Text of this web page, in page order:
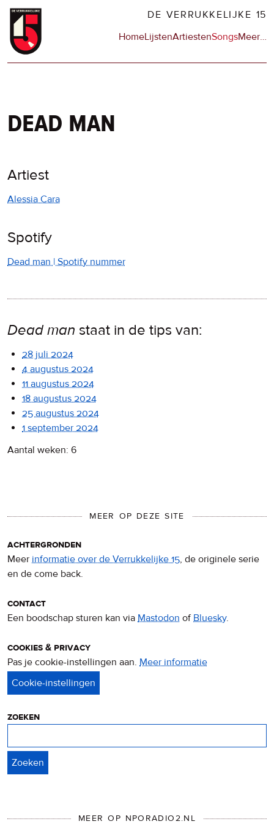
Overslaan
naar
DE VERRUKKELIJKE 15
Hoofdnavigatie
HomeLijstenArtiestenSongsMeerop
…
dead man
Artiest
Alessia Cara
Spotify
Dead man | Spotify nummer
Dead man staat in de tips van:
28 juli 2024
4 augustus 2024
11 augustus 2024
18 augustus 2024
25 augustus 2024
1 september 2024
Aantal weken: 6
MEER OP DEZE SITE
achtergronden
Meer informatie over de Verrukkelijke 15, de originele serie
en de come back.
contact
Een boodschap sturen kan via Mastodon ofBluesky.
cookies & privacy
Pas je cookie-instellingen aan. Meer informatie
zoeken
MEER OP NPORADIO2.NL